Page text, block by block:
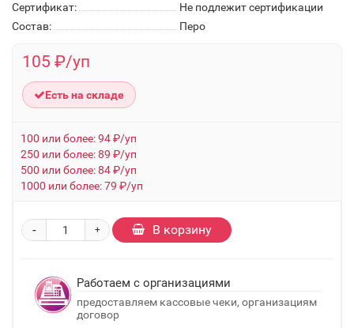
Сертификат:
Не подлежит сертификации
Состав:
Перо
105 ₽/уп
Есть на складе
100 или более: 94 ₽/уп
250 или более: 89 ₽/уп
500 или более: 84 ₽/уп
1000 или более: 79 ₽/уп
+
- В корзину
Работаем с организациями
предоставляем кассовые чеки, организациям
договор